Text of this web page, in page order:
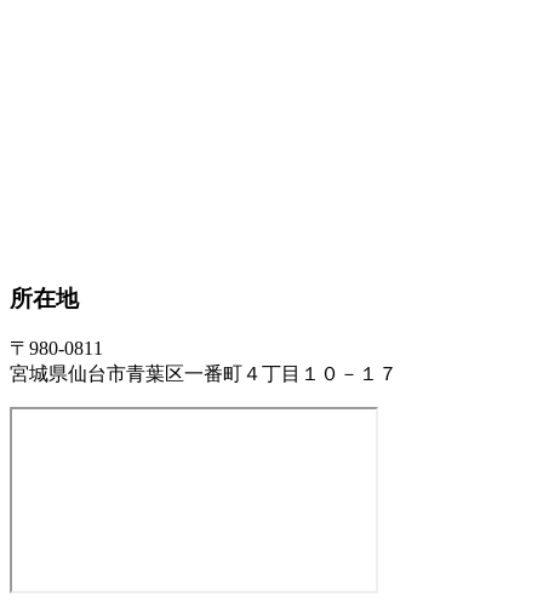
所在地
〒980-0811
宮城県仙台市青葉区一番町４丁目１０－１７